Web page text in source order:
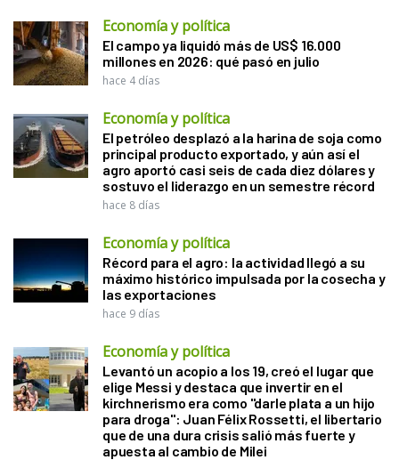
Economía y política
El campo ya liquidó más de US$ 16.000
millones en 2026: qué pasó en julio
hace 4 días
Economía y política
El petróleo desplazó a la harina de soja como
principal producto exportado, y aún así el
agro aportó casi seis de cada diez dólares y
sostuvo el liderazgo en un semestre récord
hace 8 días
Economía y política
Récord para el agro: la actividad llegó a su
máximo histórico impulsada por la cosecha y
las exportaciones
hace 9 días
Economía y política
Levantó un acopio a los 19, creó el lugar que
elige Messi y destaca que invertir en el
kirchnerismo era como "darle plata a un hijo
para droga": Juan Félix Rossetti, el libertario
que de una dura crisis salió más fuerte y
apuesta al cambio de Milei